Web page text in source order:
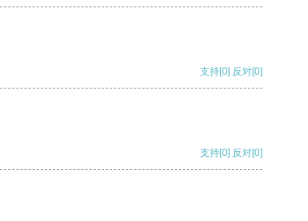
支持[0] 反对[0]
支持[0] 反对[0]